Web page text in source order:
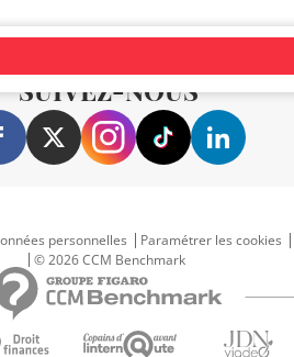
SUIVEZ-NOUS
personnelles Paramétrer les cookies
© 2026 CCM Benchmark